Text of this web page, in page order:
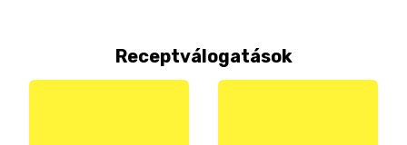
Receptválogatások